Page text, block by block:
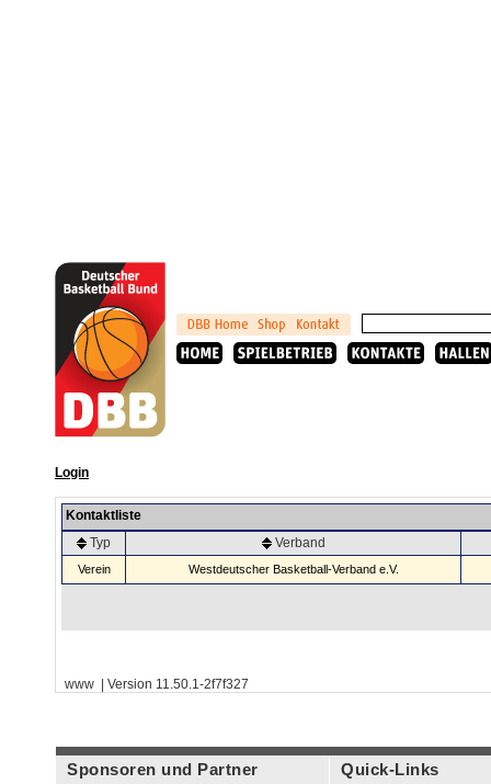
Login
Kontaktliste
Typ
Verband
Verein Westdeutscher Basketball-Verband e.V.
www | Version 11.50.1-2f7f327
Sponsoren und Partner Quick-Links